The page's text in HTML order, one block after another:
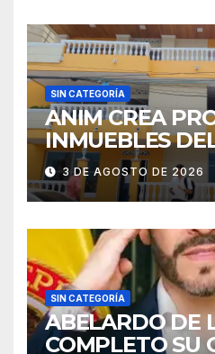
SIN CATEGORÍA
ANIM CREA
INMUEBLES
PARA
CABEZA DE
3 DE AGOSTO DE 2026
SIN CATEGORÍA
ABELARDO DE
COMPLETO SU